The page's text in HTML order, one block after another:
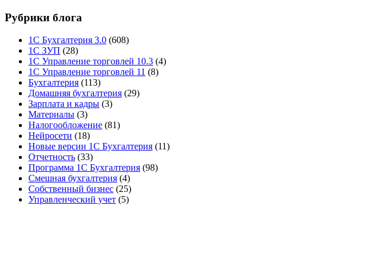
Рубрики блога
1С Бухгалтерия 3.0 (608)
1С ЗУП (28)
1С Управление торговлей 10.3 (4)
1С Управление торговлей 11 (8)
Бухгалтерия (113)
Домашняя бухгалтерия (29)
Зарплата и кадры (3)
Материалы (3)
Налогообложение (81)
Нейросети (18)
Новые версии 1С Бухгалтерия (11)
Отчетность (33)
Программа 1С Бухгалтерия (98)
Смешная бухгалтерия (4)
Собственный бизнес (25)
Управленческий учет (5)